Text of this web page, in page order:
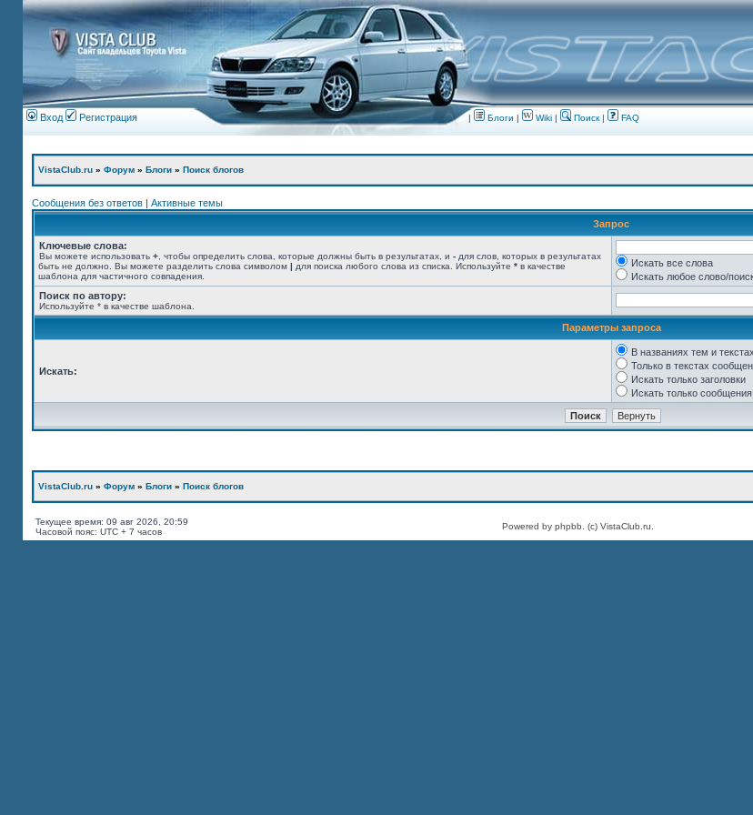
Вход Регистрация | Блоги | Wiki | Поиск| FAQ
VistaClub.ru » Форум » Блоги » Поиск блогов
Сообщения без ответов | Активные темы
Запрос
Ключевые слова:
Вы можете использовать + , чтобы определить слова, которые должны быть в результатах, и - для слов, которых в результатах
быть не должно. Вы можете разделить слова символом | для поиска любого слова из списка. Используйте * в качестве
шаблона для частичного совпадения.
Искать все слова
Искать любое слово/
Поиск по автору:
Используйте * в качестве шаблона.
Параметры запроса
Искать:
В названиях тем и
Только в текстах
Искать только заголовки
Искать только сообщения
VistaClub.ru » Форум » Блоги » Поиск блогов
Текущее время: 09 авг 2026, 20:59
Часовой пояс: UTC + 7 часов
Powered by phpbb. (c) VistaClub.ru.